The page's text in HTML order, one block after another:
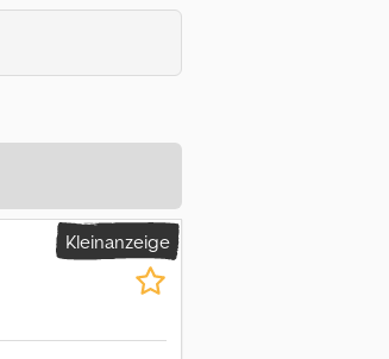
Kleinanzeige